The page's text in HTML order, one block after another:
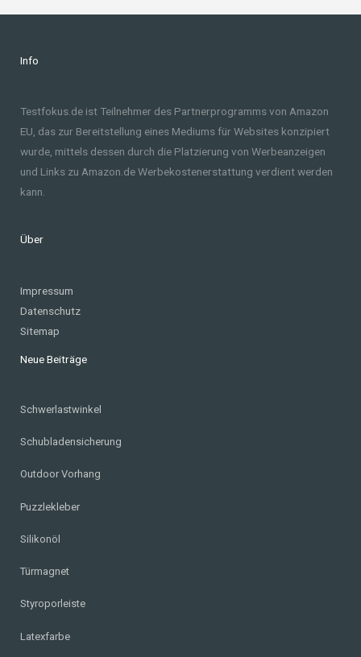
Info
Testfokus.de ist Teilnehmer des Partnerprogramms von Amazon
EU, das zur Bereitstellung eines Mediums für Websites konzipiert
wurde, mittels dessen durch die Platzierung von Werbeanzeigen
und Links zu Amazon.de Werbekostenerstattung verdient werden
kann.
Über
Impressum
Datenschutz
Sitemap
Neue Beiträge
Schwerlastwinkel
Schubladensicherung
Outdoor Vorhang
Puzzlekleber
Silikonöl
Türmagnet
Styroporleiste
Latexfarbe